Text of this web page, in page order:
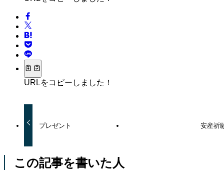
URLをコピーしました！
プレゼント 安産祈
この記事を書いた人